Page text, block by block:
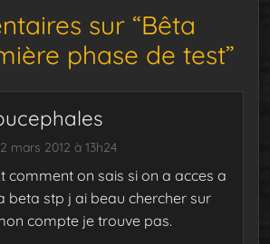
sur “Bêta
phase de test”
mars 2012 à 13h24
comment on sais si on a acces a
beta stp j ai beau chercher sur
compte je trouve pas.